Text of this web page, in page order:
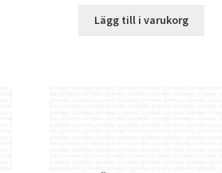
Lägg till i varukorg